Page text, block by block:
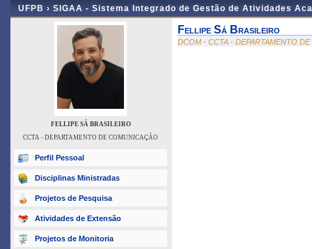
UFPB › SIGAA - Sistema Integrado de Gestão de Atividades
FELLIPE SÁ BRASILEIRO
CCTA - DEPARTAMENTO DE COMUNICAÇÃO
Perfil Pessoal
Disciplinas Ministradas
Projetos de Pesquisa
Atividades de Extensão
Projetos de Monitoria
Fellipe Sá Brasileiro
DCOM - CCTA - DEPARTAMENTO